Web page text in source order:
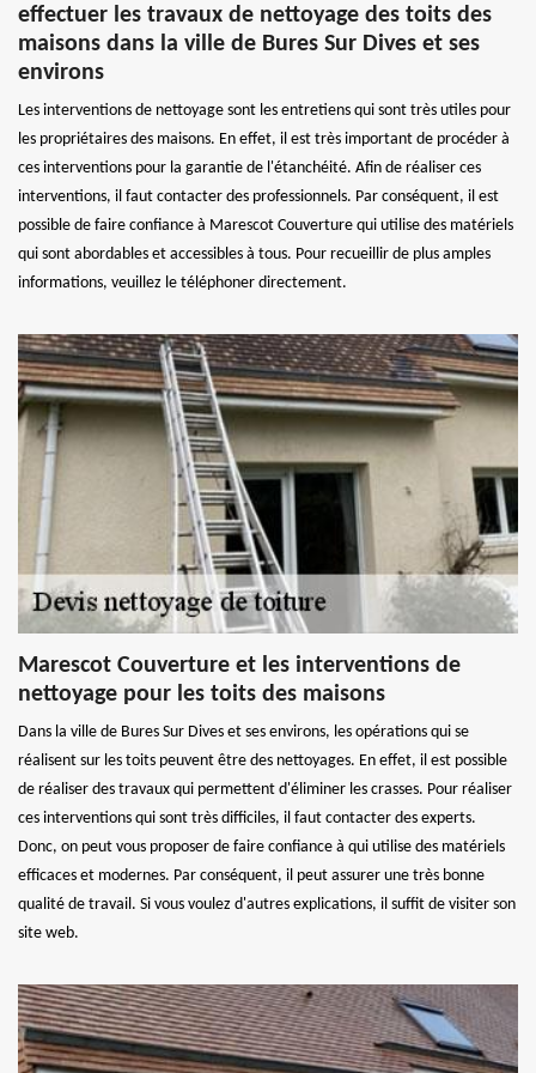
effectuer les travaux de nettoyage des toits des
maisons dans la ville de Bures Sur Dives et ses
environs
Les interventions de nettoyage sont les entretiens qui sont très utiles pour
les propriétaires des maisons. En effet, il est très important de procéder à
ces interventions pour la garantie de l'étanchéité. Afin de réaliser ces
interventions, il faut contacter des professionnels. Par conséquent, il est
possible de faire confiance à Marescot Couverture qui utilise des matériels
qui sont abordables et accessibles à tous. Pour recueillir de plus amples
informations, veuillez le téléphoner directement.
Marescot Couverture et les interventions de
nettoyage pour les toits des maisons
Dans la ville de Bures Sur Dives et ses environs, les opérations qui se
réalisent sur les toits peuvent être des nettoyages. En effet, il est possible
de réaliser des travaux qui permettent d'éliminer les crasses. Pour réaliser
ces interventions qui sont très difficiles, il faut contacter des experts.
Donc, on peut vous proposer de faire confiance à qui utilise des matériels
efficaces et modernes. Par conséquent, il peut assurer une très bonne
qualité de travail. Si vous voulez d'autres explications, il suffit de visiter son
site web.